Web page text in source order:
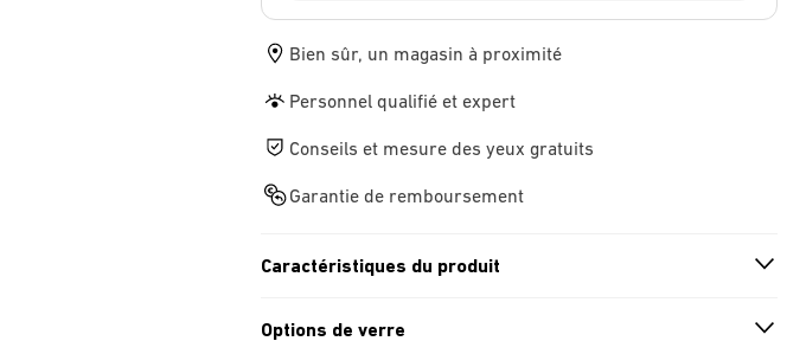
Bien sûr, un magasin à proximité
Personnel qualifié et expert
Conseils et mesure des yeux gratuits
Garantie de remboursement
Caractéristiques du produit
Options de verre